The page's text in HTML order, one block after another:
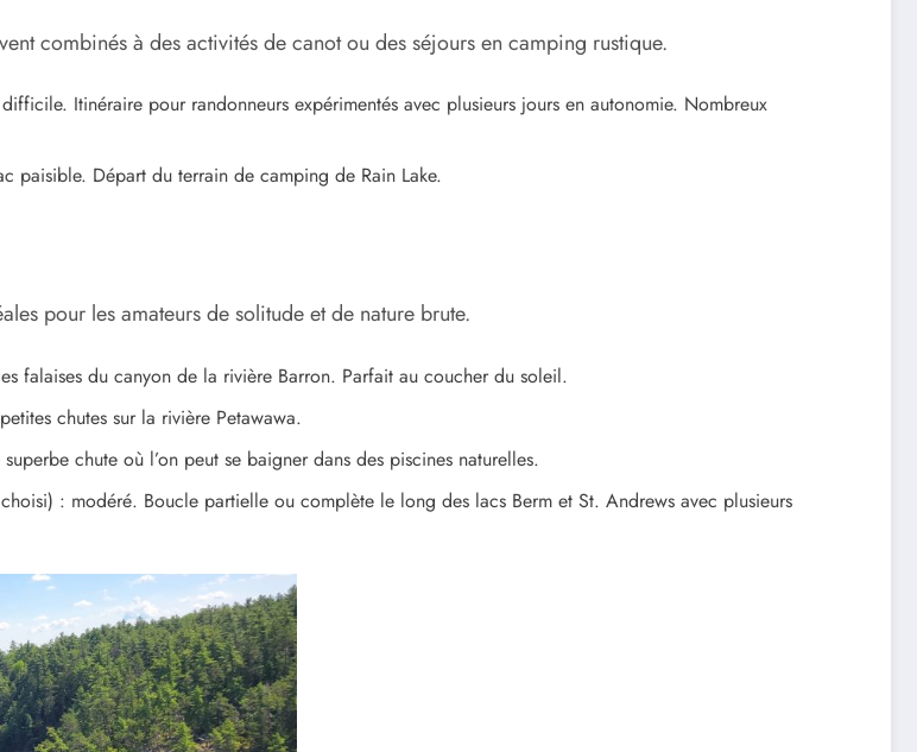
combinés à des activités de canot ou des séjours en camping rustique.
Itinéraire pour randonneurs expérimentés avec plusieurs jours en autonomie. Nombreux
paisible. Départ du terrain de camping de Rain Lake.
pour les amateurs de solitude et de nature brute.
falaises du canyon de la rivière Barron. Parfait au coucher du soleil.
chutes sur la rivière Petawawa.
chute où l’on peut se baigner dans des piscines naturelles.
: modéré. Boucle partielle ou complète le long des lacs Berm et St. Andrews avec plusieurs